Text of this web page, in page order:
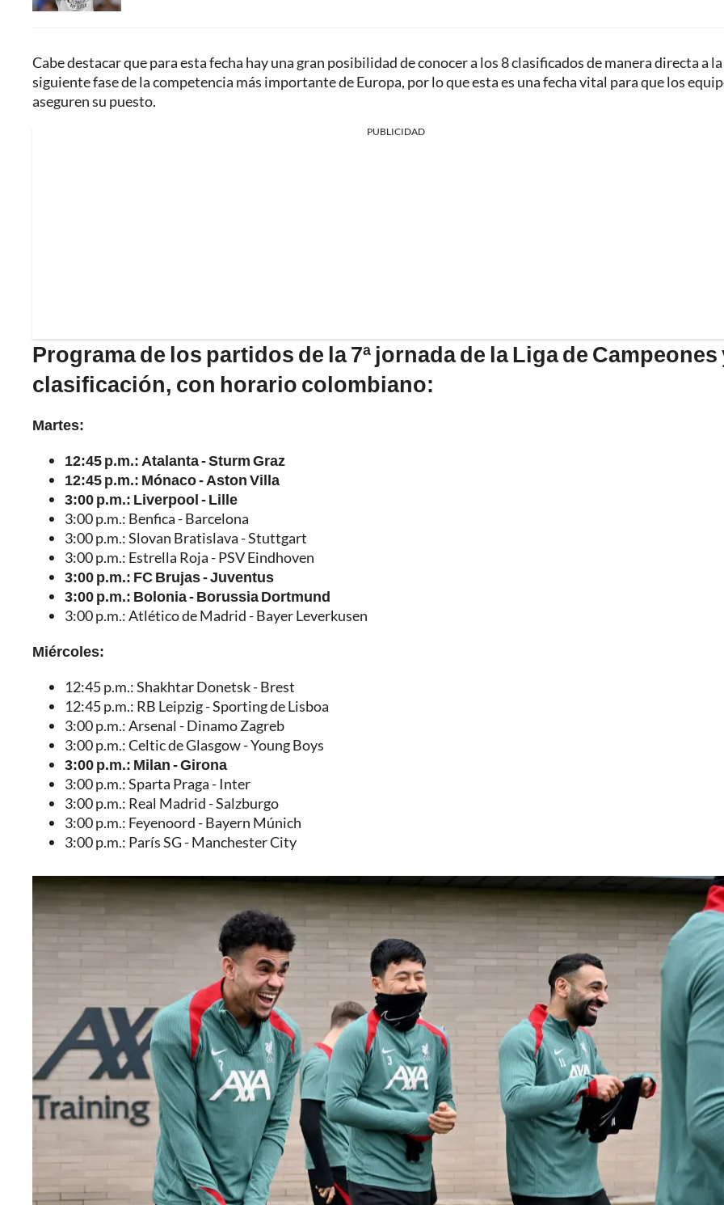
Cabe destacar que para esta fecha hay una gran posibilidad de conocer a los 8 clasificados de manera directa a la
siguiente fase de la competencia más importante de Europa, por lo que esta es una fecha vital para que los
aseguren su puesto.
PUBLICIDAD
Programa de los partidos de la 7ª jornada de la Liga de Campeones
clasificación, con horario colombiano:
Martes:
12:45 p.m.: Atalanta - Sturm Graz
12:45 p.m.: Mónaco - Aston Villa
3:00 p.m.: Liverpool - Lille
3:00 p.m.: Benfica - Barcelona
3:00 p.m.: Slovan Bratislava - Stuttgart
3:00 p.m.: Estrella Roja - PSV Eindhoven
3:00 p.m.: FC Brujas - Juventus
3:00 p.m.: Bolonia - Borussia Dortmund
3:00 p.m.: Atlético de Madrid - Bayer Leverkusen
Miércoles:
12:45 p.m.: Shakhtar Donetsk - Brest
12:45 p.m.: RB Leipzig - Sporting de Lisboa
3:00 p.m.: Arsenal - Dinamo Zagreb
3:00 p.m.: Celtic de Glasgow - Young Boys
3:00 p.m.: Milan - Girona
3:00 p.m.: Sparta Praga - Inter
3:00 p.m.: Real Madrid - Salzburgo
3:00 p.m.: Feyenoord - Bayern Múnich
3:00 p.m.: París SG - Manchester City